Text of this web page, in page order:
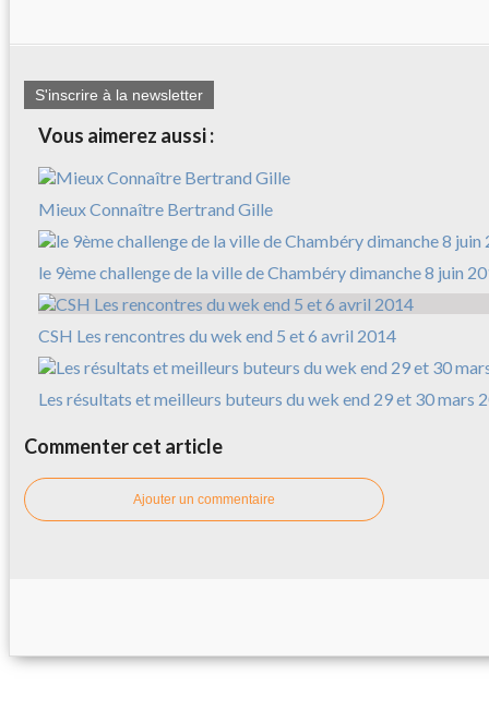
S'inscrire à la newsletter
Vous aimerez aussi :
Mieux Connaître Bertrand Gille
le 9ème challenge de la ville de Chambéry dimanche 8 juin
CSH Les rencontres du wek end 5 et 6 avril 2014
Les résultats et meilleurs buteurs du wek end 29 et 30 mars
Commenter cet article
Ajouter un commentaire